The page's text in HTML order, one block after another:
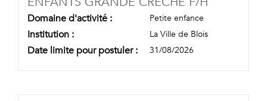
Domaine d'activité : Petite enfance
Institution : La Ville de Blois
Date limite pour postuler : 31/08/2026